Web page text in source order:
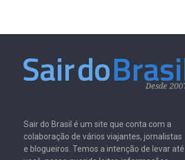
Sair do Brasil é um site que conta com a
colaboração de vários viajantes, jornalistas
e blogueiros. Temos a intenção de levar até